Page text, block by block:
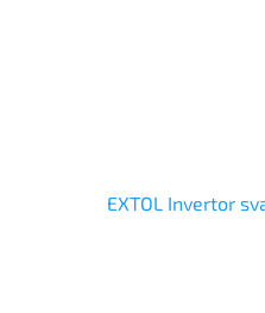
EXTOL Invertor